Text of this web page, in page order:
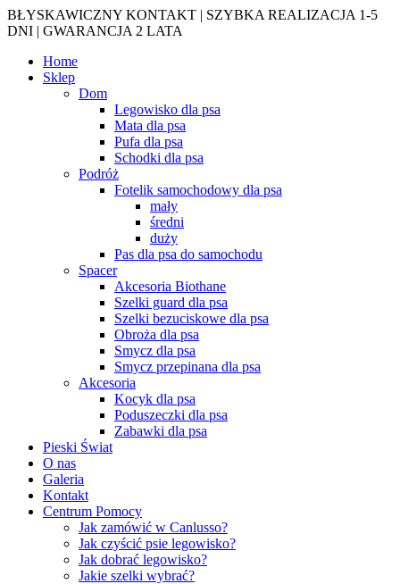
BŁYSKAWICZNY KONTAKT | SZYBKA REALIZACJA 1-5
DNI | GWARANCJA 2 LATA
Home
Sklep
Dom
Legowisko dla psa
Mata dla psa
Pufa dla psa
Schodki dla psa
Podróż
Fotelik samochodowy dla psa
mały
średni
duży
Pas dla psa do samochodu
Spacer
Akcesoria Biothane
Szelki guard dla psa
Szelki bezuciskowe dla psa
Obroża dla psa
Smycz dla psa
Smycz przepinana dla psa
Akcesoria
Kocyk dla psa
Poduszeczki dla psa
Zabawki dla psa
Pieski Świat
O nas
Galeria
Kontakt
Centrum Pomocy
Jak zamówić w Canlusso?
Jak czyścić psie legowisko?
Jak dobrać legowisko?
Jakie szelki wybrać?